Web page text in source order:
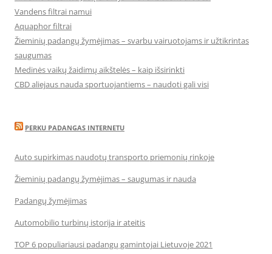
Vandens filtrai namui
Aquaphor filtrai
Žieminių padangų žymėjimas – svarbu vairuotojams ir užtikrintas
saugumas
Medinės vaikų žaidimų aikštelės – kaip išsirinkti
CBD aliejaus nauda sportuojantiems – naudoti gali visi
PERKU PADANGAS INTERNETU
Auto supirkimas naudotų transporto priemonių rinkoje
Žieminių padangų žymėjimas – saugumas ir nauda
Padangų žymėjimas
Automobilio turbinų istorija ir ateitis
TOP 6 populiariausi padangų gamintojai Lietuvoje 2021